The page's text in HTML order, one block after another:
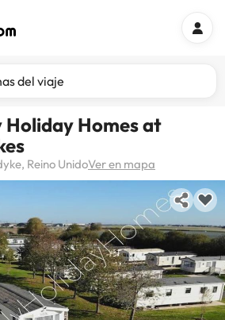
del viaje
Homes at
Reino UnidoVer en mapa